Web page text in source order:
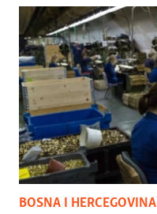
BOSNA I HERCEGOVINA